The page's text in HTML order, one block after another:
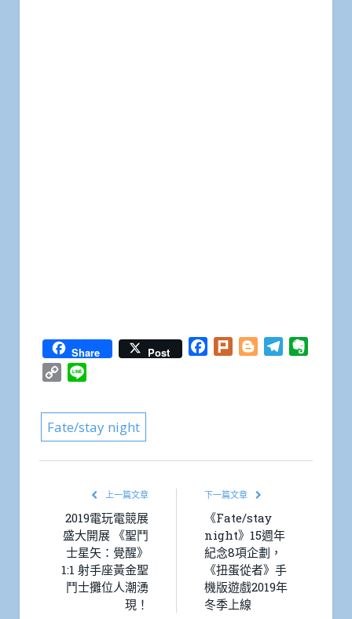
Share Post Facebook
Plurk BloggerTelegram
Copy
Fate/stay night
上一篇文章
2019電玩電競展
盛大開展 《聖鬥
士星矢：覺醒》
1:1 射手座黃金聖
鬥士攤位人潮湧
現！
下一篇文章
《Fate/stay
night》15週年
紀念8項企劃，
《扭蛋從者》手
機版遊戲2019年
冬季上線